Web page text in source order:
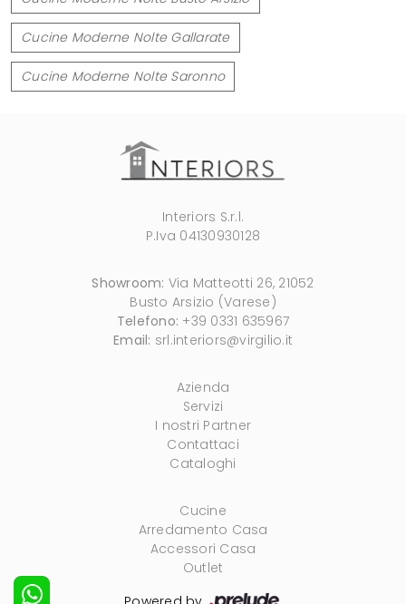
Cucine Moderne Nolte Gallarate
Cucine Moderne Nolte Saronno
Interiors S.r.l.
P.Iva 04130930128
Showroom: Via Matteotti 26, 21052
Busto Arsizio (Varese)
Telefono: +39 0331 635967
Email: srl.interiors@virgilio.it
Azienda
Servizi
I nostri Partner
Contattaci
Cataloghi
Cucine
Arredamento Casa
Accessori Casa
Outlet